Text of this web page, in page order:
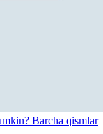
Barcha qismlar